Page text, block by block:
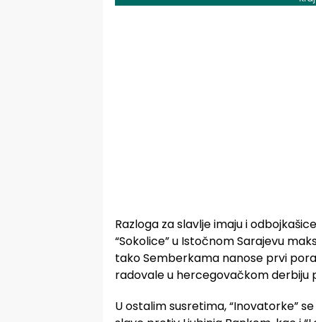
Razloga za slavlje imaju i
“Sokolice” u Istočnom Sarajevu
tako Semberkama nanose prvi
radovale u hercegovačkom derbiju
U ostalim susretima, “Inovatorke”